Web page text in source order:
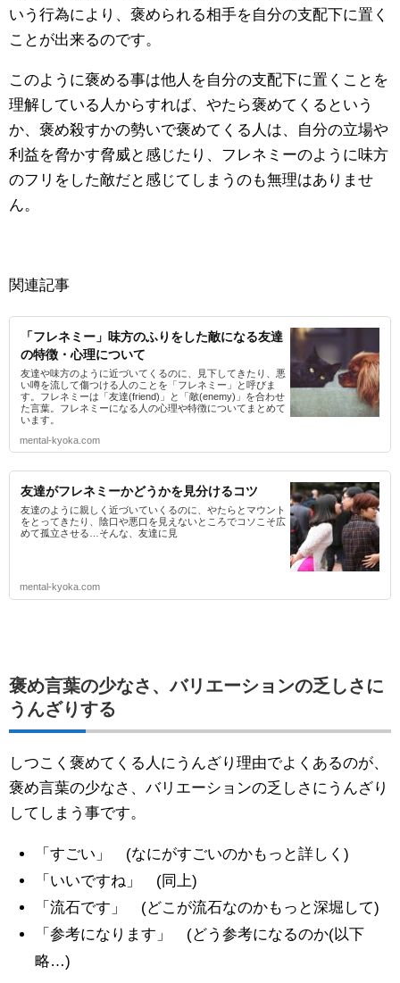
いう行為により、褒められる相手を自分の支配下に置く
ことが出来るのです。
このように褒める事は他人を自分の支配下に置くことを
理解している人からすれば、やたら褒めてくるという
か、褒め殺すかの勢いで褒めてくる人は、自分の立場や
利益を脅かす脅威と感じたり、フレネミーのように味方
のフリをした敵だと感じてしまうのも無理はありませ
ん。
関連記事
「フレネミー」味方のふりをした敵になる友達
の特徴・心理について
友達や味方のように近づいてくるのに、見下してきたり、悪
い噂を流して傷つける人のことを「フレネミー」と呼びま
す。フレネミーは「友達(friend)」と「敵(enemy)」を合わせ
た言葉。フレネミーになる人の心理や特徴についてまとめて
います。
mental-kyoka.com
友達がフレネミーかどうかを見分けるコツ
友達のように親しく近づいていくるのに、やたらとマウント
をとってきたり、陰口や悪口を見えないところでコソこそ広
めて孤立させる…そんな、友達に見
mental-kyoka.com
褒め言葉の少なさ、バリエーションの乏しさに
うんざりする
しつこく褒めてくる人にうんざり理由でよくあるのが、
褒め言葉の少なさ、バリエーションの乏しさにうんざり
してしまう事です。
「すごい」 (なにがすごいのかもっと詳しく)
「いいですね」 (同上)
「流石です」 (どこが流石なのかもっと深堀して)
「参考になります」 (どう参考になるのか(以下
略…)